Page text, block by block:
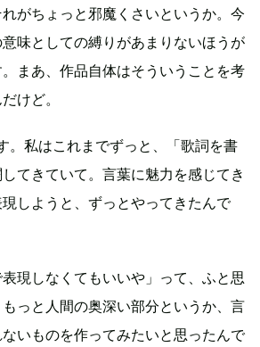
がちょっと邪魔くさいというか。今
味としての縛りがあまりないほうが
まあ、作品自体はそういうことを考
けど。
。私はこれまでずっと、「歌詞を書
てきていて。言葉に魅力を感じてき
しようと、ずっとやってきたんで
現しなくてもいいや」って、ふと思
っと人間の奥深い部分というか、言
いものを作ってみたいと思ったんで